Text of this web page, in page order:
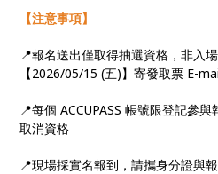
【注意事項】
📍報名送出僅取得抽選資格，非入
【2026/05/15 (五)】寄發取票 E-
📍每個 ACCUPASS 帳號限登記參
取消資格
📍現場採實名報到，請攜身分證與